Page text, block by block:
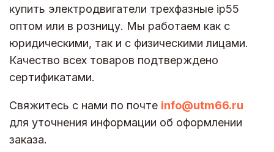
купить электродвигатели трехфазные ip55
оптом или в розницу. Мы работаем как с
юридическими, так и с физическими лицами.
Качество всех товаров подтверждено
сертификатами.
Свяжитесь с нами по почте info@utm66.ru
для уточнения информации об оформлении
заказа.